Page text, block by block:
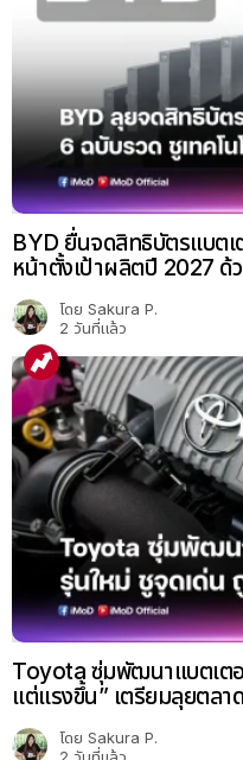
BYD ยื่นจดสิทธิบัตรแบต
หน้าตั้งเป้าผลิตปี 2027 ด้
โดย Sakura P.
2 วันที่แล้ว
Toyota ซุ่มพัฒนาแบตเตอ
แต่แรงขึ้น” เตรียมลุยตลา
โดย Sakura P.